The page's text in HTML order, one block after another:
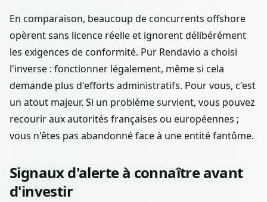
En comparaison, beaucoup de concurrents offshore
opèrent sans licence réelle et ignorent délibérément
les exigences de conformité. Pur Rendavio a choisi
l'inverse : fonctionner légalement, même si cela
demande plus d'efforts administratifs. Pour vous, c'est
un atout majeur. Si un problème survient, vous pouvez
recourir aux autorités françaises ou européennes ;
vous n'êtes pas abandonné face à une entité fantôme.
Signaux d'alerte à connaître avant
d'investir